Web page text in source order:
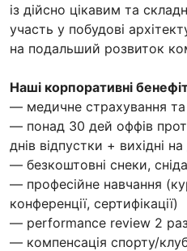
із дійсно цікавим та
участь у побудові
на подальший розвиток
Наші корпоративні
— медичне страхування та
— понад 30 дей оффів
днів відпустки + вихідні
— безкоштовні снеки,
— професійне навчання
конференції, сертифікації)
— performance review 2
— компенсація спорту/